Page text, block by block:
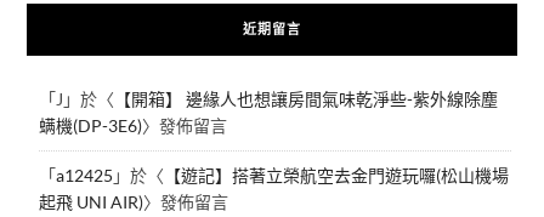
近期留言
「J 」於〈 【開箱】 邊緣人也想讓房間氣味乾淨些-紫外線除塵
螨機(DP-3E6)〉發佈留言
「a12425 」於〈 【遊記】搭著立榮航空去金門遊玩囉(松山機場
起飛 UNI AIR)〉發佈留言